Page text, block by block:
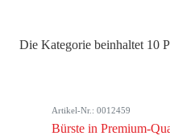
Farbe
Die Kategorie beinhaltet 10
Artikel-Nr.: 0012459
Bürste in Premium-